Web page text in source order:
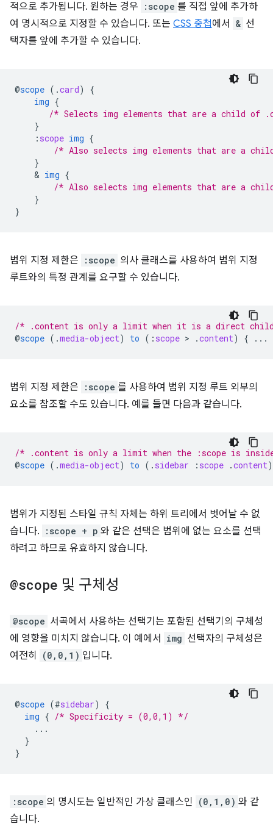
적으로 추가됩니다. 원하는 경우
:scope 를 직접 앞에 추가하
여 명시적으로 지정할 수 있습니다. 또는 CSS 중첩에서 & 선
택자를 앞에 추가할 수 있습니다.
@scope ( .card)
{
img {
/* Selects img elements that are a child of
}
: scope img {
/* Also selects img elements that are a
}
    &
img {
/* Also selects img elements that are a
}
}
범위 지정 제한은 :scope 의사 클래스를 사용하여 범위 지정
루트와의 특정 관계를 요구할 수 있습니다.
/* .content is only a limit when it is a direct
@scope ( .media-object) to ( : scope > .content) { ...
범위 지정 제한은 :scope 를 사용하여 범위 지정 루트 외부의
요소를 참조할 수도 있습니다. 예를 들면 다음과 같습니다.
/* .content is only a limit when the :scope is
@scope ( .media-object) to ( . sidebar : scope .content)
범위가 지정된 스타일 규칙 자체는 하위 트리에서 벗어날 수 없
습니다.
:scope + p 와 같은 선택은 범위에 없는 요소를 선택
하려고 하므로 유효하지 않습니다.
@scope 및 구체성
@scope 서곡에서 사용하는 선택기는 포함된 선택기의 구체성
에 영향을 미치지 않습니다. 이 예에서
img 선택자의 구체성은
여전히
(0,0,1) 입니다.
@scope (#sidebar)
{
img { /* Specificity = (0,0,1) */
...
}
}
:scope 의 명시도는 일반적인 가상 클래스인 (0,1,0) 와 같
습니다.